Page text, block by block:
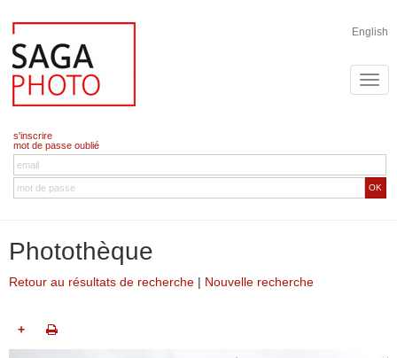
English
s'inscrire
mot de passe oublié
OK
Photothèque
Retour au résultats de recherche | Nouvelle recherche
+